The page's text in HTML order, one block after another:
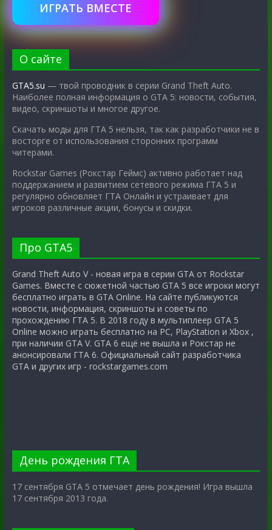
ИГРАТЬ ВМЕСТЕ
О сайте
GTA5.su — твой проводник в серии Grand Theft Auto.
Наиболее полная информация о GTA 5: новости, события,
видео, скриншоты и многое другое.
Скачать моды для ГТА 5 нельзя, так как разработчики не в
восторге от использования сторонних программ
читерами.
Rockstar Games (Рокстар Геймс) активно работает над
поддержанием и развитием сетевого режима ГТА 5 и
регулярно обновляет ГТА Онлайн и устраивает для
игроков различные акции, бонусы и скидки.
Про GTA5
Grand Theft Auto V - новая игра в серии GTA от Rockstar
Games. Вместе с сюжетной частью GTA 5 все игроки могут
бесплатно играть в GTA Online. На сайте публикуются
новости, информация, скриншоты и советы по
прохождению ГТА 5. В 2018 году в мультиплеер GTA 5
Online можно играть бесплатно на PC, PlayStation и Xbox ,
при наличии GTA V. GTA 6 ещё не вышла и Рокстар не
анонсировали ГТА 6. Официальный сайт разработчика
GTA и других игр - rockstargames.com
День рождения ГТА
17 сентября GTA 5 отмечает день рождения! Игра вышла
17 сентября 2013 года.